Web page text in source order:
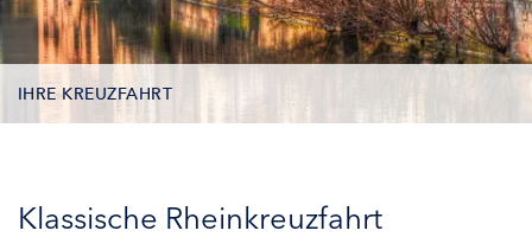
IHRE KREUZFAHRT
KABINEN
Klassische Rheinkreuzfahrt